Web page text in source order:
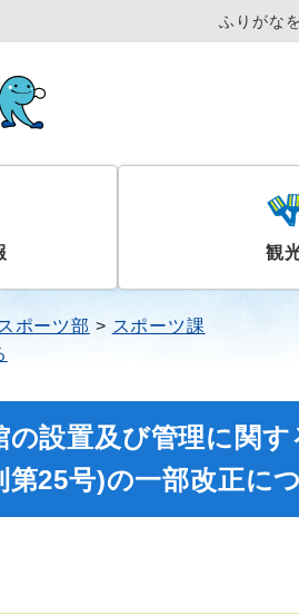
ふりがな
観
ポーツ部
スポーツ課
の設置及び管理に関
第25号)の一部改正に